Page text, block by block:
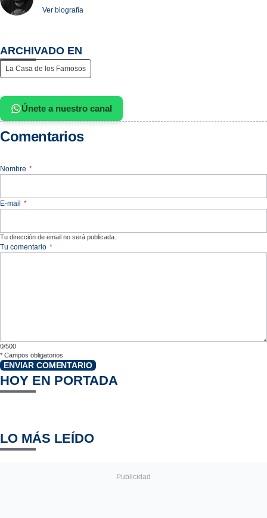
Ver biografía
ARCHIVADO EN
La Casa de los Famosos
Únete a nuestro canal
Comentarios
Nombre *
E-mail *
Tu dirección de email no será publicada.
Tu comentario *
0/500
* Campos obligatorios
ENVIAR COMENTARIO
HOY EN PORTADA
LO MÁS LEÍDO